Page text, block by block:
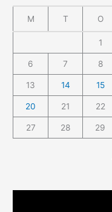
M T O
1
6 7 8
13 14 15
20 21 22
27 28 29